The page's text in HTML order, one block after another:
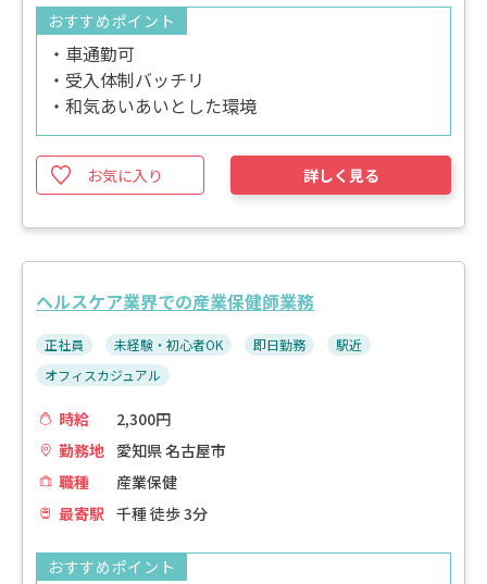
おすすめポイント
・車通勤可
・受入体制バッチリ
・和気あいあいとした環境
お気に入り 詳しく見る
ヘルスケア業界での産業保健師業務
正社員 未経験・初心者OK 即日勤務
駅近
オフィスカジュアル
時給
2,300円
勤務地
愛知県 名古屋市
職種
産業保健
最寄駅 千種 徒歩 3分
おすすめポイント